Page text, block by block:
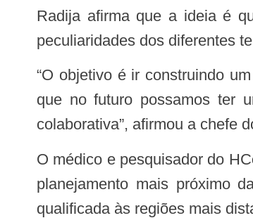
Radija afirma que a ideia é que o plano contemple todos os olhares, principalmente daqueles que realmente conhecem as
peculiaridades dos diferentes
“O objetivo é ir construindo um planejamento de forma coletiva. Contemplando os vários olhares, as diversidades regionais. E
que no futuro possamos ter
colaborativa”, afirmou a chefe
O médico e pesquisador do HCor, César Roberto Braga Macedo, diz que a reunião de diferentes saberes ajudará a construir um
planejamento mais próximo
qualificada às regiões mais